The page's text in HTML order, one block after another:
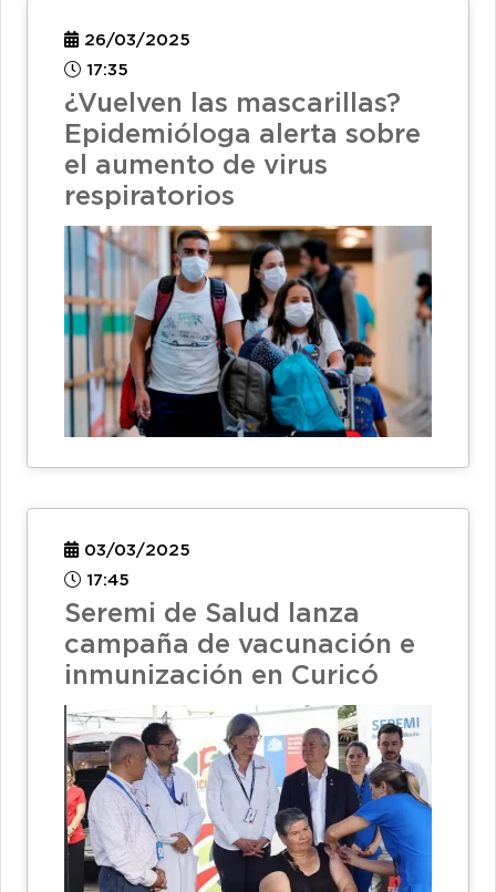
26/03/2025
17:35
¿Vuelven las mascarillas?
Epidemióloga alerta sobre
el aumento de virus
respiratorios
03/03/2025
17:45
Seremi de Salud lanza
campaña de vacunación e
inmunización en Curicó